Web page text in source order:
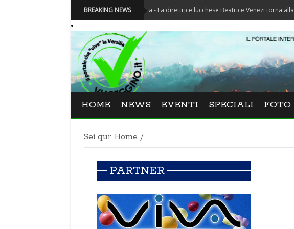
BREAKING NEWS
Festival La Versiliana - La direttrice lucchese Beatrice Venezi torna alla Versiliana
HOME NEWS EVENTI SPECIALI FOTO
Sei qui: Home /
PARTNER